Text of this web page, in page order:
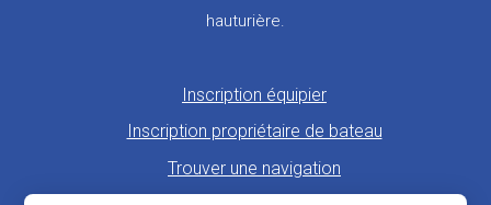
hauturière.
Inscription équipier
Inscription propriétaire de bateau
Trouver une navigation